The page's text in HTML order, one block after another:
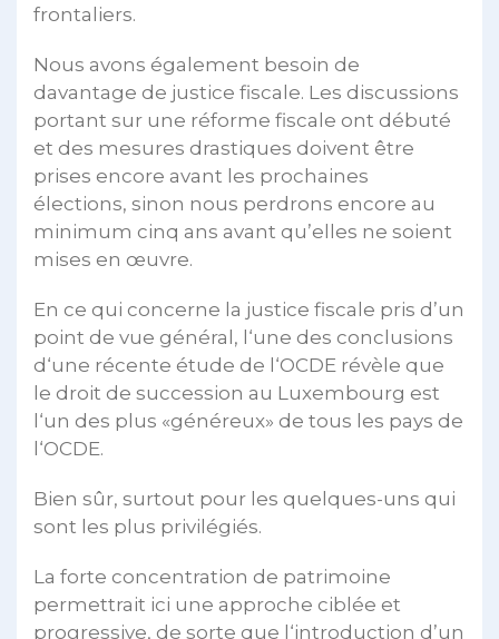
frontaliers.
Nous avons également besoin de
davantage de justice fiscale. Les discussions
portant sur une réforme fiscale ont débuté
et des mesures drastiques doivent être
prises encore avant les prochaines
élections, sinon nous perdrons encore au
minimum cinq ans avant qu’elles ne soient
mises en œuvre.
En ce qui concerne la justice fiscale pris d’un
point de vue général, l‘une des conclusions
d‘une récente étude de l‘OCDE révèle que
le droit de succession au Luxembourg est
l‘un des plus «généreux» de tous les pays de
l‘OCDE.
Bien sûr, surtout pour les quelques-uns qui
sont les plus privilégiés.
La forte concentration de patrimoine
permettrait ici une approche ciblée et
progressive, de sorte que l‘introduction d’un